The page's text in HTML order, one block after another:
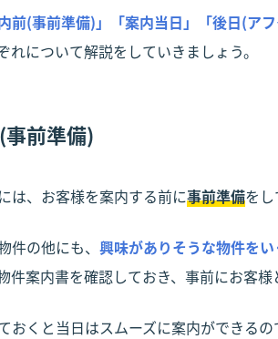
内前(事前準備)」「案内当日」「後日(アフ
れについて解説をしていきましょう。
前準備)
は、お客様を案内する前に事前準備をし
件の他にも、 興味がありそうな物件を
件案内書を確認しておき、事前にお客様
おくと当日はスムーズに案内ができるの